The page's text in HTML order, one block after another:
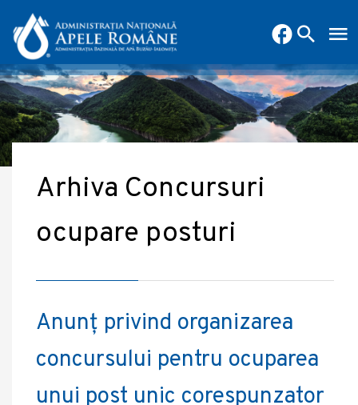
Arhiva Concursuri
ocupare posturi
Anunț privind organizarea
concursului pentru ocuparea
unui post unic corespunzator